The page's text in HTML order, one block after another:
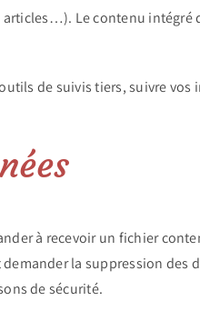
Le contenu intégré
de suivis tiers, suivre
à recevoir un fichier
la suppression des
de sécurité.